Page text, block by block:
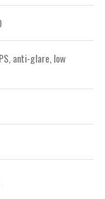
anti-glare, low